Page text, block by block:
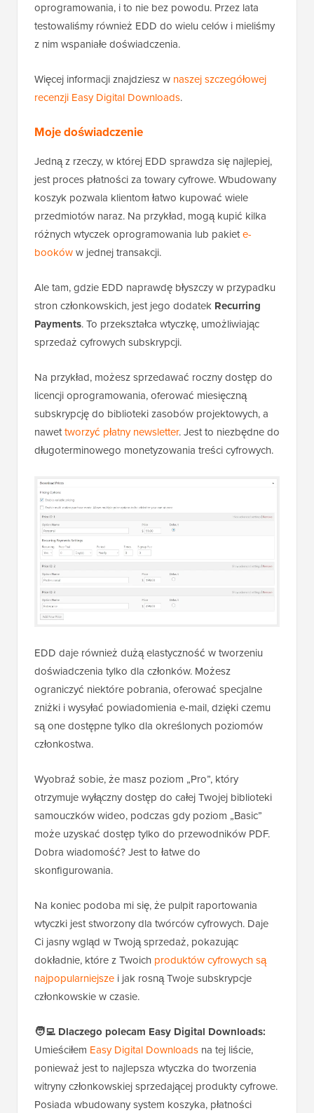
oprogramowania, i to nie bez powodu. Przez lata
testowaliśmy również EDD do wielu celów i mieliśmy
z nim wspaniałe doświadczenia.
Więcej informacji znajdziesz w naszej szczegółowej
recenzji Easy Digital Downloads.
Moje doświadczenie
Jedną z rzeczy, w której EDD sprawdza się najlepiej,
jest proces płatności za towary cyfrowe. Wbudowany
koszyk pozwala klientom łatwo kupować wiele
przedmiotów naraz. Na przykład, mogą kupić kilka
różnych wtyczek oprogramowania lub pakiete-
bookóww jednej transakcji.
Ale tam, gdzie EDD naprawdę błyszczy w przypadku
stron członkowskich, jest jego dodatek Recurring
Payments. To przekształca wtyczkę, umożliwiając
sprzedaż cyfrowych subskrypcji.
Na przykład, możesz sprzedawać roczny dostęp do
licencji oprogramowania, oferować miesięczną
subskrypcję do biblioteki zasobów projektowych, a
nawettworzyć płatny newsletter. Jest to niezbędne do
długoterminowego monetyzowania treści cyfrowych.
EDD daje również dużą elastyczność w tworzeniu
doświadczenia tylko dla członków. Możesz
ograniczyć niektóre pobrania, oferować specjalne
zniżki i wysyłać powiadomienia e-mail, dzięki czemu
są one dostępne tylko dla określonych poziomów
członkostwa.
Wyobraź sobie, że masz poziom „Pro”, który
otrzymuje wyłączny dostęp do całej Twojej biblioteki
samouczków wideo, podczas gdy poziom „Basic”
może uzyskać dostęp tylko do przewodników PDF.
Dobra wiadomość? Jest to łatwe do
skonfigurowania.
Na koniec podoba mi się, że pulpit raportowania
wtyczki jest stworzony dla twórców cyfrowych. Daje
Ci jasny wgląd w Twoją sprzedaż, pokazując
dokładnie, które z Twoich produktów cyfrowych są
najpopularniejsze i jak rosną Twoje subskrypcje
członkowskie w czasie.
🧑‍💻 Dlaczego polecam Easy Digital Downloads:
Umieściłem Easy Digital Downloads na tej liście,
ponieważ jest to najlepsza wtyczka do tworzenia
witryny członkowskiej sprzedającej produkty cyfrowe.
Posiada wbudowany system koszyka, płatności